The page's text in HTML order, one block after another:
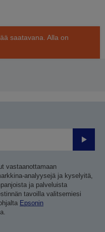
saatavana. Alla on
Lähetä
vastaanottamaan
analyysejä ja kyselyitä,
ja palveluista
tavoilla valitsemiesi
Epsonin